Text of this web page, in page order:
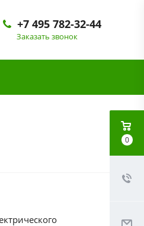
+7 495 782-32-44
Заказать звонок
0